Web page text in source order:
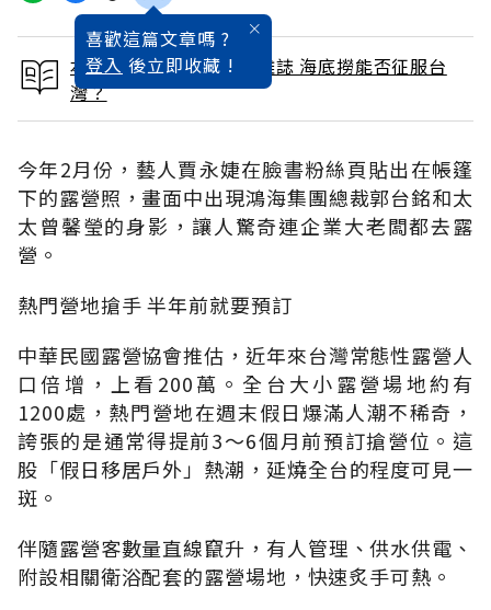
喜歡這篇文章嗎 ?
登入 後立即收藏 !
本文出自 2015 / 5月號雜誌 海底撈能否征服台
灣？
今年2月份，藝人賈永婕在臉書粉絲頁貼出在帳篷
下的露營照，畫面中出現鴻海集團總裁郭台銘和太
太曾馨瑩的身影，讓人驚奇連企業大老闆都去露
營。
熱門營地搶手 半年前就要預訂
中華民國露營協會推估，近年來台灣常態性露營人
口倍增，上看200萬。全台大小露營場地約有
1200處，熱門營地在週末假日爆滿人潮不稀奇，
誇張的是通常得提前3～6個月前預訂搶營位。這
股「假日移居戶外」熱潮，延燒全台的程度可見一
斑。
伴隨露營客數量直線竄升，有人管理、供水供電、
附設相關衛浴配套的露營場地，快速炙手可熱。